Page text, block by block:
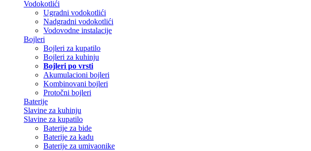
Vodokotlići
Ugradni vodokotlići
Nadgradni vodokotlići
Vodovodne instalacije
Bojleri
Bojleri za kupatilo
Bojleri za kuhinju
Bojleri po vrsti
Akumulacioni bojleri
Kombinovani bojleri
Protočni bojleri
Baterije
Slavine za kuhinju
Slavine za kupatilo
Baterije za bide
Baterije za kadu
Baterije za umivaonike